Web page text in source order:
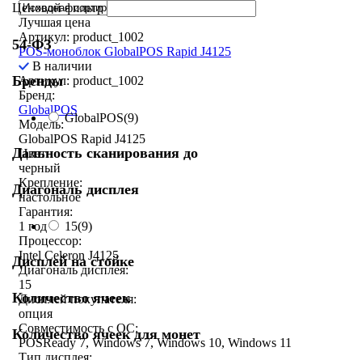
Ценовой фильтр
54-ФЗ
Бренды
GlobalPOS(9)
Дальность сканирования до
Диагональ дисплея
15(9)
Дисплей на стойке
Количество ячеек
Количество ячеек для монет
Лучшая цена
Артикул: product_1002
POS-моноблок GlobalPOS Rapid J4125
В наличии
Артикул: product_1002
Бренд:
GlobalPOS
Модель:
GlobalPOS Rapid J4125
Цвет:
черный
Крепление:
настольное
Гарантия:
1 год
Процессор:
Intel Celeron J4125
Диагональ дисплея:
15
Дисплей покупателя:
опция
Совместимость с ОС:
POSReady 7, Windows 7, Windows 10, Windows 11